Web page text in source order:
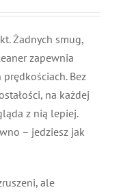
Żadnych smug,
zapewnia
Bez
na każdej
z nią lepiej.
– jedziesz jak
ale